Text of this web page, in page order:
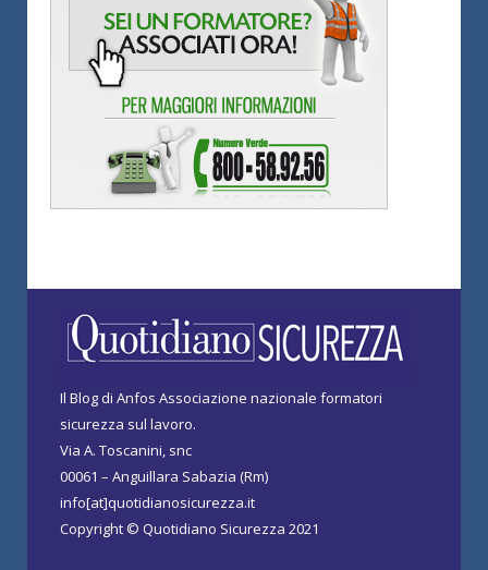
Il Blog di Anfos Associazione nazionale formatori
sicurezza sul lavoro.
Via A. Toscanini, snc
00061 – Anguillara Sabazia (Rm)
info[at]quotidianosicurezza.it
Copyright © Quotidiano Sicurezza 2021